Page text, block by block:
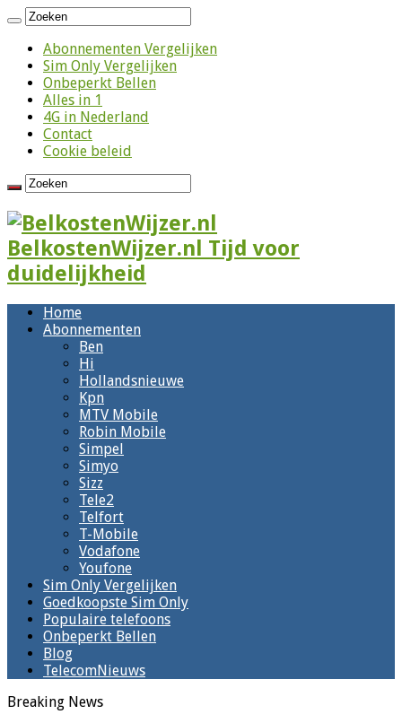
Abonnementen Vergelijken
Sim Only Vergelijken
Onbeperkt Bellen
Alles in 1
4G in Nederland
Contact
Cookie beleid
BelkostenWijzer.nl Tijd voor
duidelijkheid
Home
Abonnementen
Ben
Hi
Hollandsnieuwe
Kpn
MTV Mobile
Robin Mobile
Simpel
Simyo
Sizz
Tele2
Telfort
T-Mobile
Vodafone
Youfone
Sim Only Vergelijken
Goedkoopste Sim Only
Populaire telefoons
Onbeperkt Bellen
Blog
TelecomNieuws
Breaking News